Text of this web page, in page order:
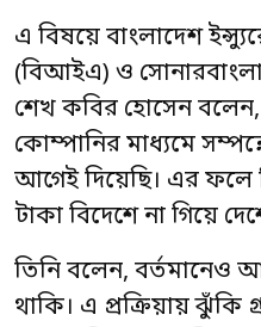
এ বিষয়ে বাংলাদেশ
(বিআইএ) ও সোনারবাংলা
শেখ কবির হোসেন বলেন,
কোম্পানির মাধ্যমে
আগেই দিয়েছি। এর ফলে
টাকা বিদেশে না গিয়ে
তিনি বলেন, বর্তমানেও
থাকি। এ প্রক্রিয়ায় ঝুঁকি